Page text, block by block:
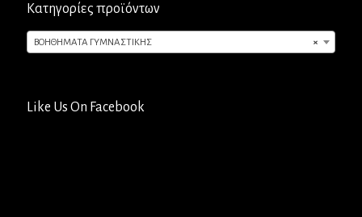
Κατηγορίες προϊόντων
×
ΒΟΗΘΗΜΑΤΑ ΓΥΜΝΑΣΤΙΚΗΣ
Like Us On Facebook